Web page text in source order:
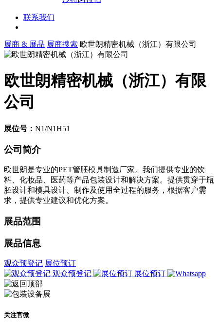
联系我们
展商 & 展品 展商搜索 欧世朗精密机械（浙江）有限公司
欧世朗精密机械（浙江）有限
公司
展位号： N1/N1H51
公司简介
欧世朗是专业的PET管胚模具制造厂家。我们提供专业的饮
料、化妆品、医药等产品包装设计和解决方案。提供贯穿于瓶
胚设计和模具设计、制作及使用全过程的服务，根据客户需
求，提供专业建议和优化方案。
展品范围
展品信息
观众预登记 展位预订
观众预登记
展位预订
关注官微